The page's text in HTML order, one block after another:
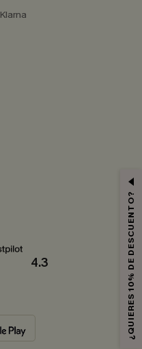
Klarna
4.3 ¿QUIERES 10% DE DESCUENTO?